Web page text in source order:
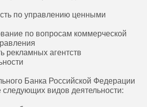
по управлению ценными
по вопросам коммерческой
рекламных агентств
Банка Российской Федерации
видов деятельности: